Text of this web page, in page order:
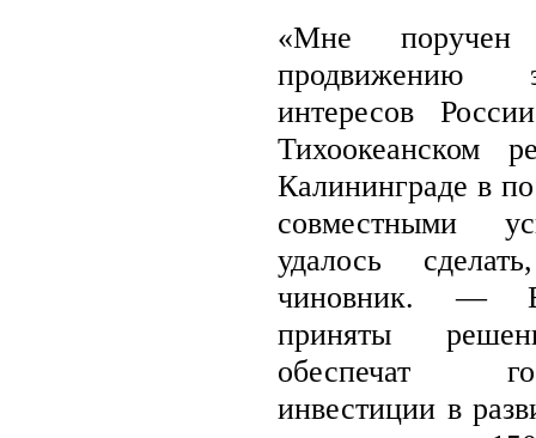
«Мне
продвижению
интересов
Тихоокеанском
Калининграде в
совместными
удалось
чиновник. — В
приняты
обеспечат
инвестиции в